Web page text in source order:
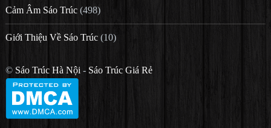
Cảm Âm Sáo Trúc(498)
Giới Thiệu Về Sáo Trúc(10)
© Sáo Trúc Hà Nội - Sáo Trúc Giá Rẻ